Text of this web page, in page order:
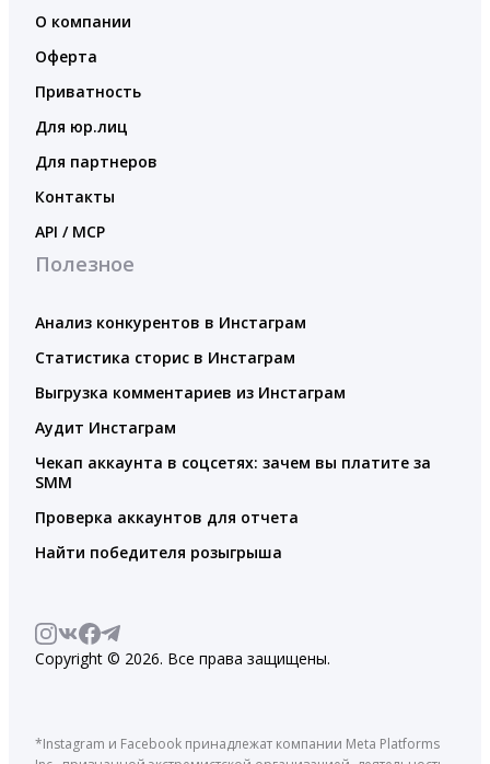
О компании
Оферта
Приватность
Для юр.лиц
Для партнеров
Контакты
API / MCP
Полезное
Анализ конкурентов в Инстаграм
Статистика сторис в Инстаграм
Выгрузка комментариев из Инстаграм
Аудит Инстаграм
Чекап аккаунта в соцсетях: зачем вы платите за
SMM
Проверка аккаунтов для отчета
Найти победителя розыгрыша
Copyright © 2026. Все права защищены.
*Instagram и Facebook принадлежат компании Meta Platforms